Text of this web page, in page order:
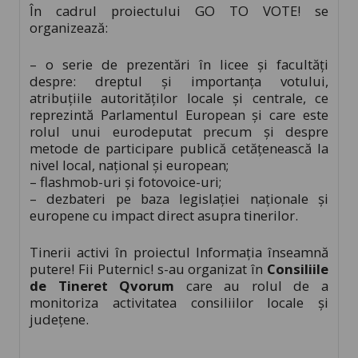
În cadrul proiectului GO TO VOTE! se
organizează:
– o serie de prezentări în licee și facultăți
despre: dreptul şi importanţa votului,
atribuțiile autorităților locale și centrale, ce
reprezintă Parlamentul European și care este
rolul unui eurodeputat precum și despre
metode de participare publică cetățenească la
nivel local, național și european;
– flashmob-uri și fotovoice-uri;
– dezbateri pe baza legislației naționale și
europene cu impact direct asupra tinerilor.
Tinerii activi în proiectul Informația înseamnă
putere! Fii Puternic! s-au organizat în Consiliile
de Tineret Qvorum care au rolul de a
monitoriza activitatea consiliilor locale și
județene.